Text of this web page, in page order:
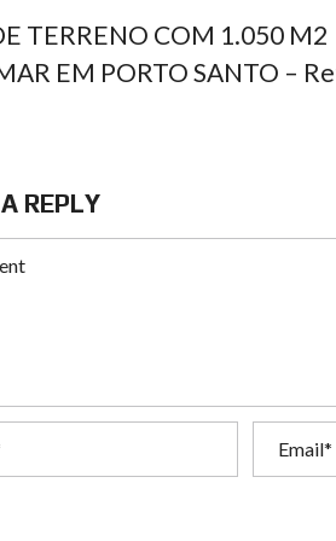
TERRENO COM 1.050 M2
EM PORTO SANTO –
REPLY